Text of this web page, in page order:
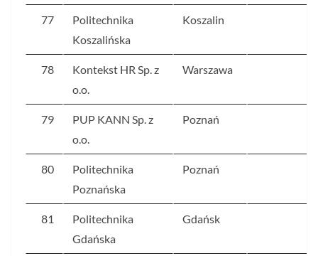
77
Politechnika
Koszalińska
Koszalin
78
Kontekst HR Sp. z
o.o.
Warszawa
79
PUP KANN Sp. z
o.o.
Poznań
80
Politechnika
Poznańska
Poznań
81
Politechnika
Gdańska
Gdańsk